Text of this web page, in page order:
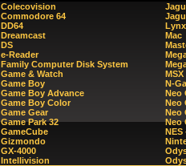
Colecovision
Commodore 64
DD64
Dreamcast
DS
e-Reader
Family Computer Disk System
Game & Watch
Game Boy
Game Boy Advance
Game Boy Color
Game Gear
Game Park 32
GameCube
Gizmondo
GX-4000
Intellivision
Lynx
Mac
MSX
N-
Neo
Neo
Neo
Neo
NES